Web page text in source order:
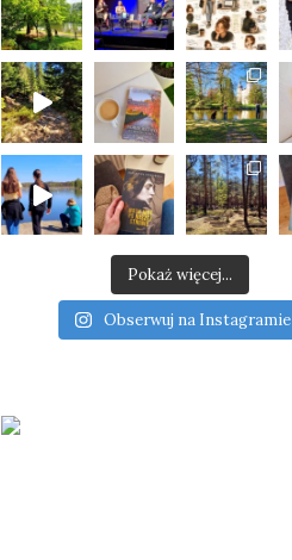
Pokaż więcej...
Obserwuj na Instagramie